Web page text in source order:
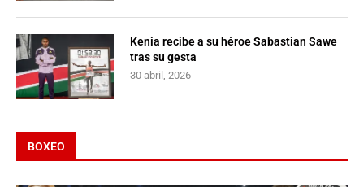
Kenia recibe a su héroe Sabastian Sawe
tras su gesta
30 abril, 2026
BOXEO